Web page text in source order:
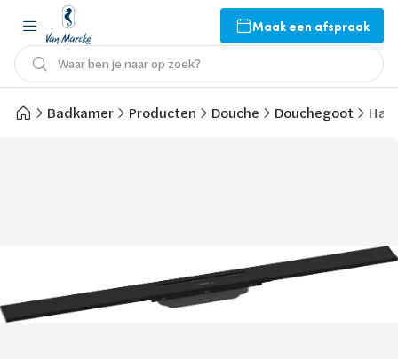
Maak een afspraak
Waar ben je naar op zoek?
Badkamer Producten Douche Douchegoot